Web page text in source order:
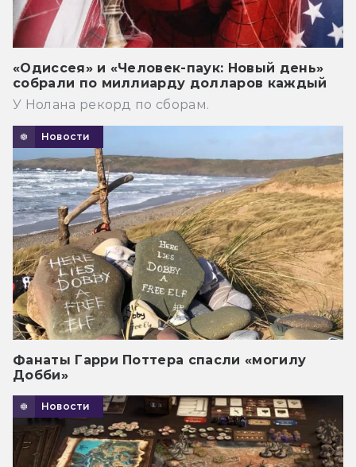
«Одиссея» и «Человек-паук: Новый день»
собрали по миллиарду долларов каждый
У Нолана рекорд по сборам.
Новости
Фанаты Гарри Поттера спасли «могилу
Добби»
Новости